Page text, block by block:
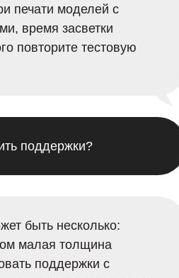
печати моделей с
время засветки
повторите тестовую
поддержки?
быть несколько:
малая толщина
поддержки с